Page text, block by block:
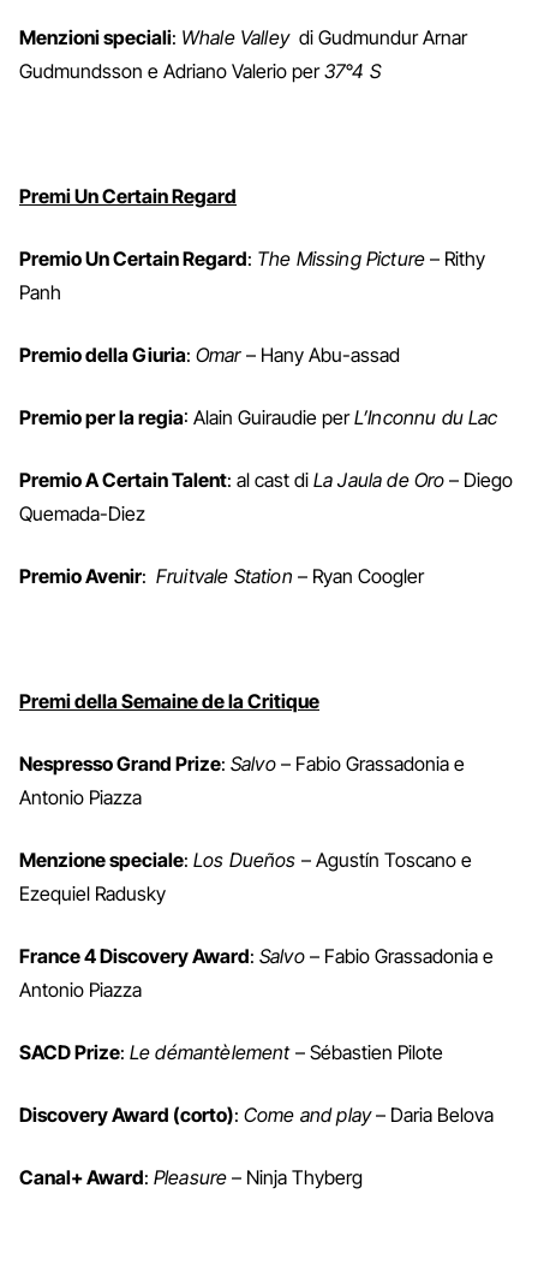
Menzioni speciali: Whale Valleydi Gudmundur Arnar
Gudmundsson e Adriano Valerio per37°4 S
Premi Un Certain Regard
Premio Un Certain Regard: The Missing Picture – Rithy
Panh
Premio della Giuria: Omar– Hany Abu-assad
Premio per la regia: Alain Guiraudie perL’Inconnu du Lac
Premio A Certain Talent: al cast di La Jaula de Oro – Diego
Quemada-Diez
Premio Avenir: Fruitvale Station – Ryan Coogler
Premi della Semaine de la Critique
Nespresso Grand Prize: Salvo– Fabio Grassadonia e
Antonio Piazza
Menzione speciale: Los Dueños – Agustín Toscano e
Ezequiel Radusky
France 4 Discovery Award: Salvo– Fabio Grassadonia e
Antonio Piazza
SACD Prize: Le démantèlement– Sébastien Pilote
Discovery Award (corto): Come and play– Daria Belova
Canal+ Award: Pleasure – Ninja Thyberg